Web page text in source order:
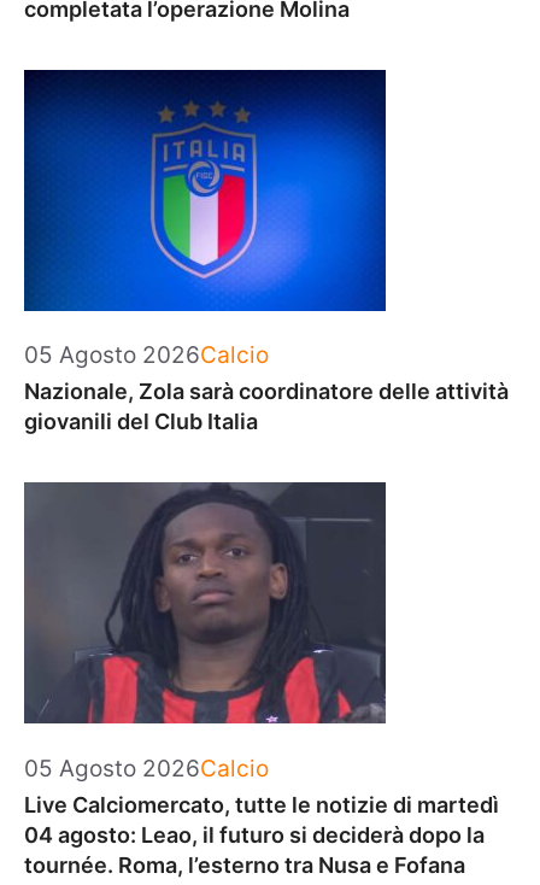
completata l’operazione Molina
05 Agosto 2026Categorie
Calcio
Nazionale, Zola sarà coordinatore delle attività
giovanili del Club Italia
05 Agosto 2026Categorie
Calcio
Live Calciomercato, tutte le notizie di martedì
04 agosto: Leao, il futuro si deciderà dopo la
tournée. Roma, l’esterno tra Nusa e Fofana